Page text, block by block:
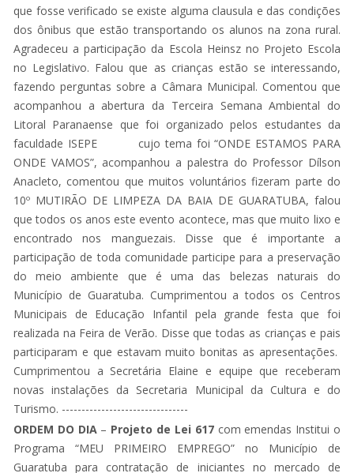
que fosse verificado se existe alguma clausula e das condições
dos ônibus que estão transportando os alunos na zona rural.
Agradeceu a participação da Escola Heinsz no Projeto Escola
no Legislativo. Falou que as crianças estão se interessando,
fazendo perguntas sobre a Câmara Municipal. Comentou que
acompanhou a abertura da Terceira Semana Ambiental do
Litoral Paranaense que foi organizado pelos estudantes da
faculdade ISEPE cujo tema foi “ONDE ESTAMOS PARA
ONDE VAMOS”, acompanhou a palestra do Professor Dílson
Anacleto, comentou que muitos voluntários fizeram parte do
10º MUTIRÃO DE LIMPEZA DA BAIA DE GUARATUBA, falou
que todos os anos este evento acontece, mas que muito lixo e
encontrado nos manguezais. Disse que é importante a
participação de toda comunidade participe para a preservação
do meio ambiente que é uma das belezas naturais do
Município de Guaratuba. Cumprimentou a todos os Centros
Municipais de Educação Infantil pela grande festa que foi
realizada na Feira de Verão. Disse que todas as crianças e pais
participaram e que estavam muito bonitas as apresentações.
Cumprimentou a Secretária Elaine e equipe que receberam
novas instalações da Secretaria Municipal da Cultura e do
Turismo. --------------------------------
ORDEM DO DIA – Projeto de Lei 617com emendas Institui o
Programa “MEU PRIMEIRO EMPREGO” no Município de
Guaratuba para contratação de iniciantes no mercado de